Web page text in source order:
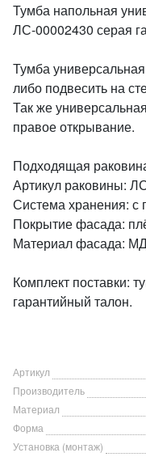
Тумба напольная
ЛС-00002430 серая
Тумба
либо подвесить на
Так же
правое открывание.
Подходящая
Артикул раковины:
Система хранения: с
Покрытие фасада:
Материал фасада:
Комплект поставки:
гарантийный талон.
Артикул
Производитель
Материал
Форма
Установка (монтаж)